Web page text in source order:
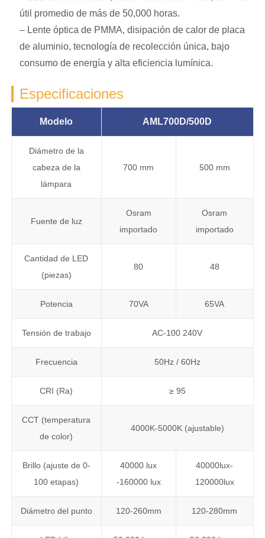
útil promedio de más de 50,000 horas.
– Lente óptica de PMMA, disipación de calor de placa
de aluminio, tecnología de recolección única, bajo
consumo de energía y alta eficiencia lumínica.
Especificaciones
Modelo AML700D/500D
Diámetro de la
cabeza de la
lámpara
700 mm 500 mm
Fuente de luz
Osram
importado
Osram
importado
Cantidad de LED
(piezas)
80 48
Potencia 70VA 65VA
Tensión de trabajo AC-100 240V
Frecuencia 50Hz / 60Hz
CRI (Ra) ≥ 95
CCT (temperatura
de color)
4000K-5000K (ajustable)
Brillo (ajuste de 0-
100 etapas)
40000 lux
-160000 lux
40000lux-
120000lux
Diámetro del punto 120-260mm 120-280mm